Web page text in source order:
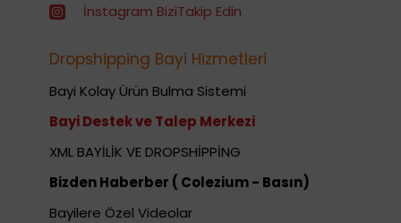
İnstagram BiziTakip Edin
Dropshipping Bayi Hizmetleri
Bayi Kolay Ürün Bulma Sistemi
Bayi Destek ve Talep Merkezi
XML BAYİLİK VE DROPSHİPPİNG
Bizden Haberber ( Colezium - Basın)
Bayilere Özel Videolar